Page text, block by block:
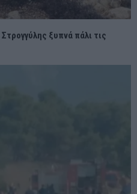
ξυπνά πάλι τις